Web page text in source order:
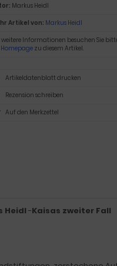
Markus Heidl
Artikel von: Markus Heidl
weitere Informationen besuchen Sie
Homepagezu diesem Artikel.
Artikeldatenblatt drucken
Rezension schreiben
Heidl -Kaisas zweiter Fall